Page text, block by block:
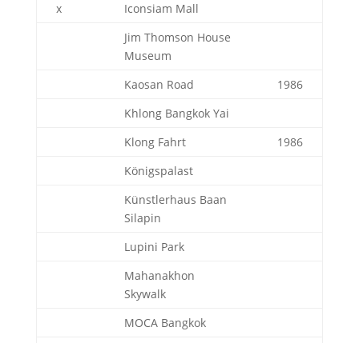
x
Iconsiam Mall
Jim Thomson House
Museum
Kaosan Road
1986
Khlong Bangkok Yai
Klong Fahrt
1986
Königspalast
Künstlerhaus Baan
Silapin
Lupini Park
Mahanakhon
Skywalk
MOCA Bangkok